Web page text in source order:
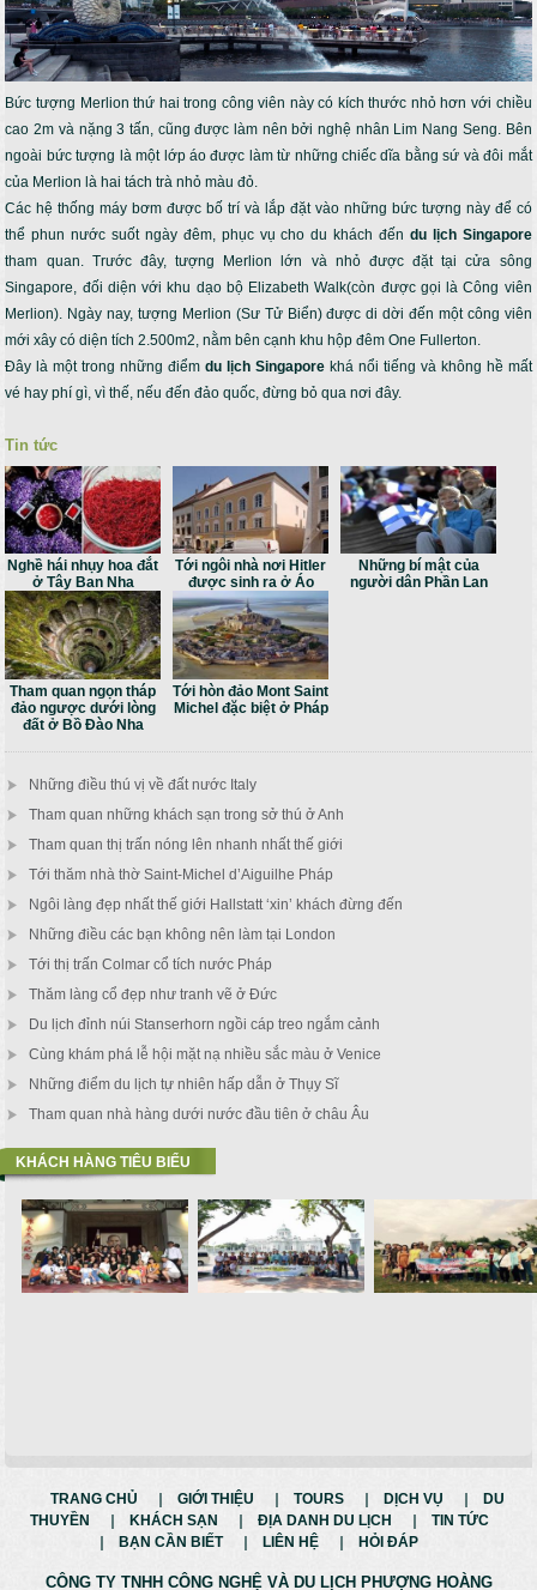
Bức tượng Merlion thứ hai trong công viên này có kích thước nhỏ hơn với chiều
cao 2m và nặng 3 tấn, cũng được làm nên bởi nghệ nhân Lim Nang Seng. Bên
ngoài bức tượng là một lớp áo được làm từ những chiếc dĩa bằng sứ và đôi mắt
của Merlion là hai tách trà nhỏ màu đỏ.
Các hệ thống máy bơm được bố trí và lắp đặt vào những bức tượng này để có
thể phun nước suốt ngày đêm, phục vụ cho du khách đến du lịch Singapore
tham quan. Trước đây, tượng Merlion lớn và nhỏ được đặt tại cửa sông
Singapore, đối diện với khu dạo bộ Elizabeth Walk(còn được gọi là Công viên
Merlion). Ngày nay, tượng Merlion (Sư Tử Biển) được di dời đến một công viên
mới xây có diện tích 2.500m2, nằm bên cạnh khu hộp đêm One Fullerton.
Đây là một trong những điểmdu lịch Singaporekhá nổi tiếng và không hề mất
vé hay phí gì, vì thế, nếu đến đảo quốc, đừng bỏ qua nơi đây.
Tin tức
Nghề hái nhụy hoa đắt
ở Tây Ban Nha
Tới ngôi nhà nơi Hitler
được sinh ra ở Áo
Những bí mật của
người dân Phần Lan
Tham quan ngọn tháp
đảo ngược dưới lòng
đất ở Bồ Đào Nha
Tới hòn đảo Mont Saint
Michel đặc biệt ở Pháp
Những điều thú vị về đất nước Italy
Tham quan những khách sạn trong sở thú ở Anh
Tham quan thị trấn nóng lên nhanh nhất thế giới
Tới thăm nhà thờ Saint-Michel d’Aiguilhe Pháp
Ngôi làng đẹp nhất thế giới Hallstatt ‘xin’ khách đừng đến
Những điều các bạn không nên làm tại London
Tới thị trấn Colmar cổ tích nước Pháp
Thăm làng cổ đẹp như tranh vẽ ở Đức
Du lịch đỉnh núi Stanserhorn ngồi cáp treo ngắm cảnh
Cùng khám phá lễ hội mặt nạ nhiều sắc màu ở Venice
Những điểm du lịch tự nhiên hấp dẫn ở Thụy Sĩ
Tham quan nhà hàng dưới nước đầu tiên ở châu Âu
KHÁCH HÀNG TIÊU BIỂU
TRANG CHỦ GIỚI THIỆU TOURS DỊCH VỤ
DU
THUYỀN
KHÁCH SẠN ĐỊA DANH DU LỊCH
TIN TỨC
BẠN CẦN BIẾT
LIÊN HỆ HỎI ĐÁP
CÔNG TY TNHH CÔNG NGHỆ VÀ DU LỊCH PHƯỢNG HOÀNG